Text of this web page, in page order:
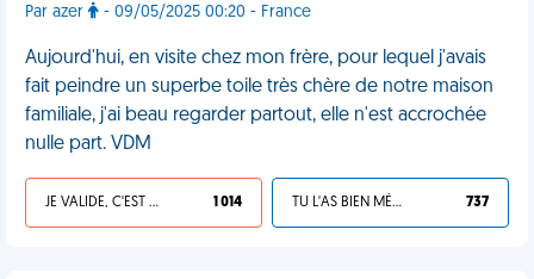
Par azer - 09/05/2025 00:20 - France
Aujourd'hui, en visite chez mon frère, pour lequel j'avais
fait peindre un superbe toile très chère de notre maison
familiale, j'ai beau regarder partout, elle n'est accrochée
nulle part. VDM
JE VALIDE, C'EST UNE VDM 1 014 TU L'AS BIEN MÉRITÉ 737